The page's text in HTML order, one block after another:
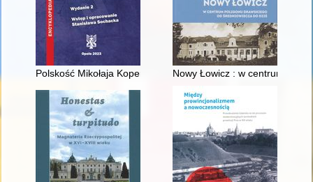
Polskość Mikołaja Kopernika z rodu ŚlązakaNowy Łowicz : w centrum